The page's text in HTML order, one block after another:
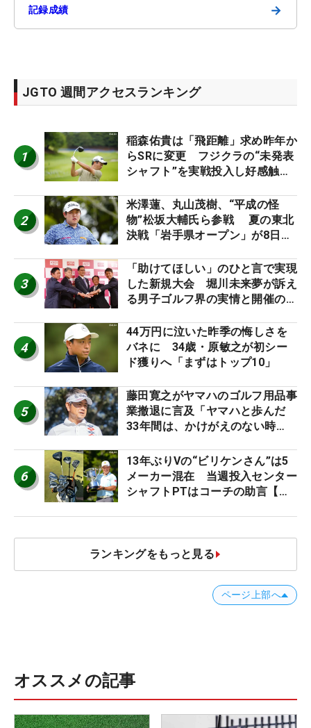
記録成績 →
JGTO 週間アクセスランキング
1
稲森佑貴は「飛距離」求め昨年か
らSRに変更 フジクラの“未発表
シャフト”を実戦投入し好感触
ーのヒトネタ！】
2
米澤蓮、丸山茂樹、“平成の怪
物”松坂大輔氏ら参戦 夏の東北
決戦「岩手県オープン」が8日開
3
「助けてほしい」のひと言で実現
した新規大会 堀川未来夢が訴え
る男子ゴルフ界の実情と開催の舞
4
44万円に泣いた昨季の悔しさを
バネに 34歳・原敏之が初シー
ド獲りへ「まずはトップ10」
5
藤田寛之がヤマハのゴルフ用品事
業撤退に言及「ヤマハと歩んだ
33年間は、かけがえのない時
6
13年ぶりVの“ビリケンさん”は5
メーカー混在 当週投入センター
シャフトPTはコーチの助言【勝
ランキングをもっと見る
ページ上部へ
オススメの記事